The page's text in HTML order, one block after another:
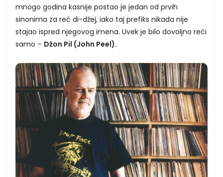
mnogo godina kasnije postao je jedan od prvih
sinonima za reč di-džej, iako taj prefiks nikada nije
stajao ispred njegovog imena. Uvek je bilo dovoljno reći
samo – Džon Pil (John Peel).